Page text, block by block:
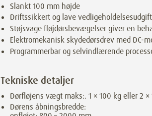
Slankt 100 mm højde
Driftssikkert og lave
Støjsvage fløjdørsbevægelser giver en
Elektromekanisk skydedørsdrev med DC-
Programmerbar og selvindlærende
Tekniske detaljer
Dørfløjens vægt maks:. 1 × 100 kg eller 2 ×
Dørens åbningsbredde: